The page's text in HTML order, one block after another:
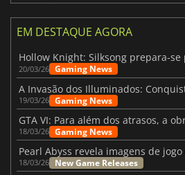
EM DESTAQUE AGORA
20/03/26 Gaming News
19/03/26 Gaming News
18/03/26 Gaming News
18/03/26 New Game Releases